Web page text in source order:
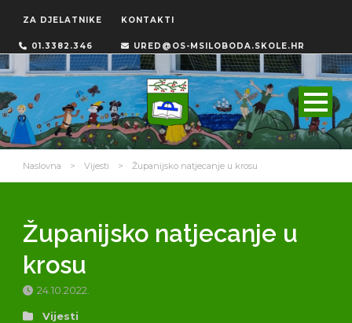
ZA DJELATNIKE KONTAKTI
01.3382.346 URED@OS-MSILOBODA.SKOLE.HR
Naslovna > Vijesti > Županijsko natjecanje u krosu
Županijsko natjecanje u
krosu
24.10.2022.
Vijesti